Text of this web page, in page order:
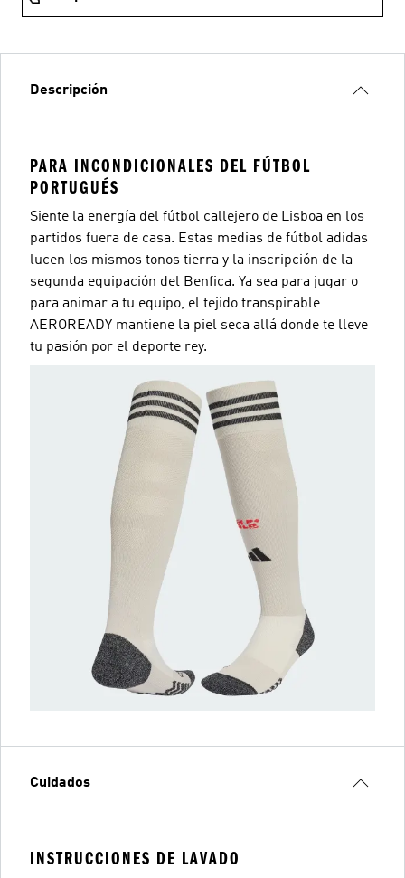
Descripción
PARA INCONDICIONALES DEL FÚTBOL
PORTUGUÉS
Siente la energía del fútbol callejero de Lisboa en los
partidos fuera de casa. Estas medias de fútbol adidas
lucen los mismos tonos tierra y la inscripción de la
segunda equipación del Benfica. Ya sea para jugar o
para animar a tu equipo, el tejido transpirable
AEROREADY mantiene la piel seca allá donde te lleve
tu pasión por el deporte rey.
Cuidados
INSTRUCCIONES DE LAVADO